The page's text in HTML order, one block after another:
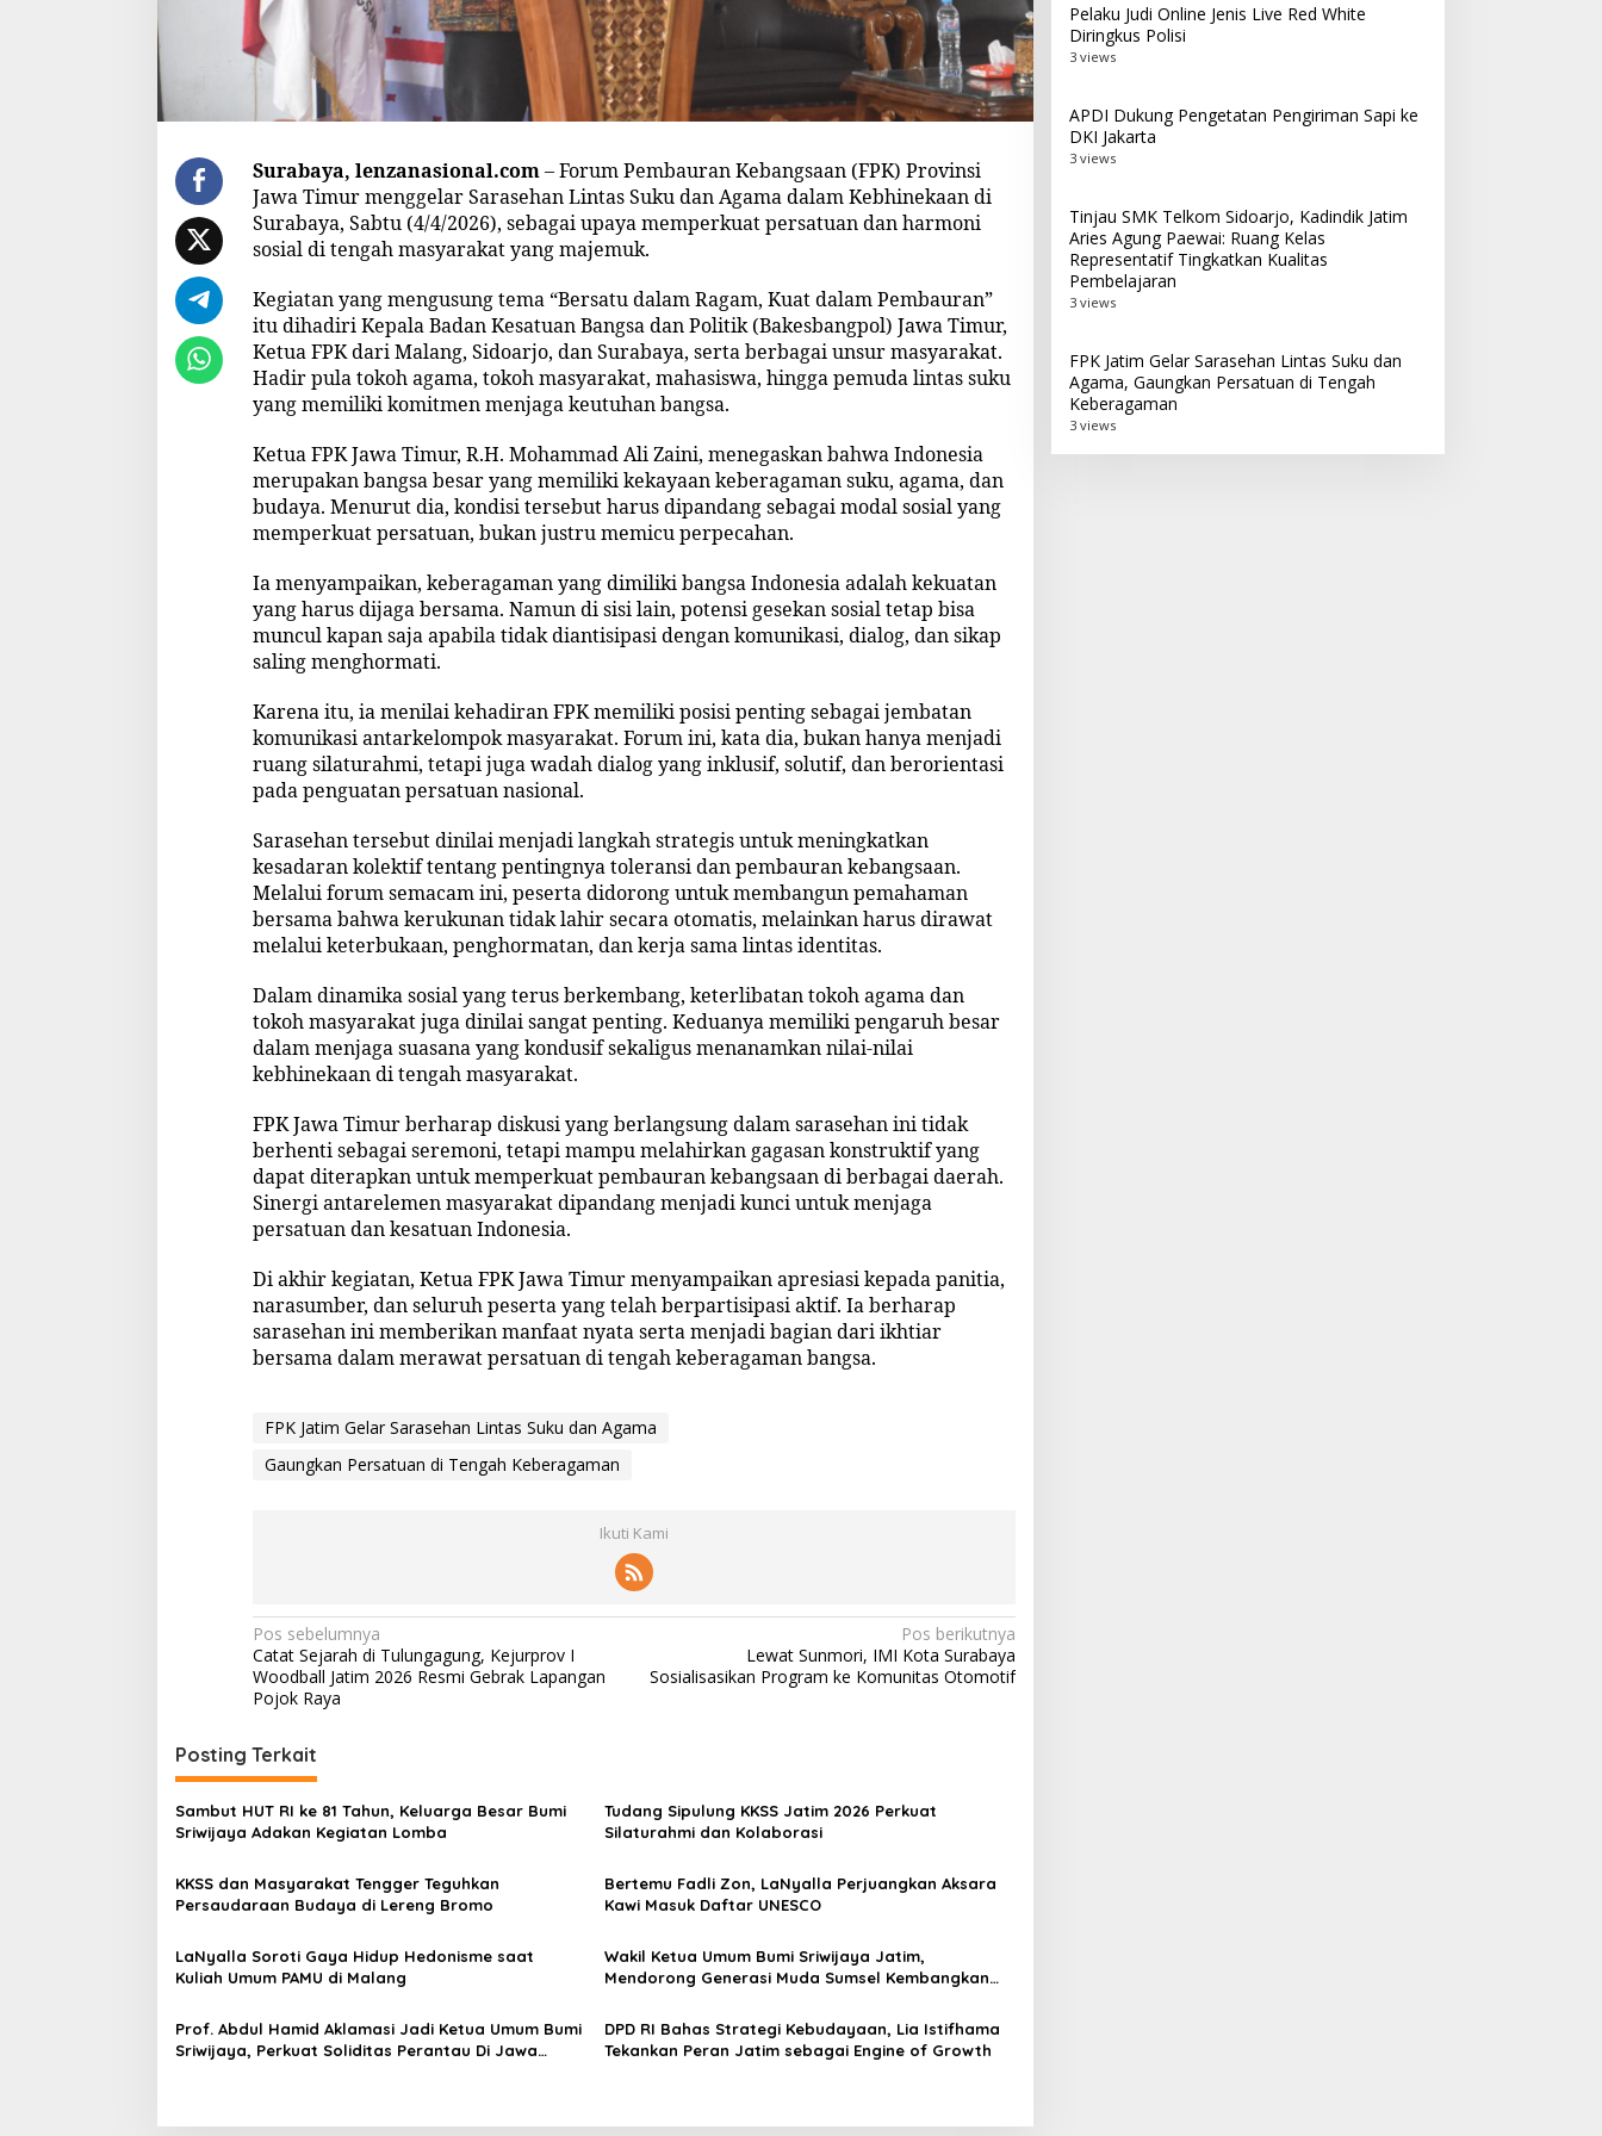
a
n
A
g
a
m
G
a
u
n
a
n
P
e
s
t
u
a
n
d
T
e
n
g
a
K
e
b
e
r
g
a
m
a
n
Surabaya, lenzanasional.com– Forum Pembauran Kebangsaan (FPK) Provinsi
Jawa Timur menggelar Sarasehan Lintas Suku dan Agama dalam Kebhinekaan di
Surabaya, Sabtu (4/4/2026), sebagai upaya memperkuat persatuan dan harmoni
sosial di tengah masyarakat yang majemuk.
Kegiatan yang mengusung tema “Bersatu dalam Ragam, Kuat dalam Pembauran”
itu dihadiri Kepala Badan Kesatuan Bangsa dan Politik (Bakesbangpol) Jawa Timur,
Ketua FPK dari Malang, Sidoarjo, dan Surabaya, serta berbagai unsur masyarakat.
Hadir pula tokoh agama, tokoh masyarakat, mahasiswa, hingga pemuda lintas suku
yang memiliki komitmen menjaga keutuhan bangsa.
Ketua FPK Jawa Timur, R.H. Mohammad Ali Zaini, menegaskan bahwa Indonesia
merupakan bangsa besar yang memiliki kekayaan keberagaman suku, agama, dan
budaya. Menurut dia, kondisi tersebut harus dipandang sebagai modal sosial yang
memperkuat persatuan, bukan justru memicu perpecahan.
Ia menyampaikan, keberagaman yang dimiliki bangsa Indonesia adalah kekuatan
yang harus dijaga bersama. Namun di sisi lain, potensi gesekan sosial tetap bisa
muncul kapan saja apabila tidak diantisipasi dengan komunikasi, dialog, dan sikap
saling menghormati.
Karena itu, ia menilai kehadiran FPK memiliki posisi penting sebagai jembatan
komunikasi antarkelompok masyarakat. Forum ini, kata dia, bukan hanya menjadi
ruang silaturahmi, tetapi juga wadah dialog yang inklusif, solutif, dan berorientasi
pada penguatan persatuan nasional.
Sarasehan tersebut dinilai menjadi langkah strategis untuk meningkatkan
kesadaran kolektif tentang pentingnya toleransi dan pembauran kebangsaan.
Melalui forum semacam ini, peserta didorong untuk membangun pemahaman
bersama bahwa kerukunan tidak lahir secara otomatis, melainkan harus dirawat
melalui keterbukaan, penghormatan, dan kerja sama lintas identitas.
Dalam dinamika sosial yang terus berkembang, keterlibatan tokoh agama dan
tokoh masyarakat juga dinilai sangat penting. Keduanya memiliki pengaruh besar
dalam menjaga suasana yang kondusif sekaligus menanamkan nilai-nilai
kebhinekaan di tengah masyarakat.
FPK Jawa Timur berharap diskusi yang berlangsung dalam sarasehan ini tidak
berhenti sebagai seremoni, tetapi mampu melahirkan gagasan konstruktif yang
dapat diterapkan untuk memperkuat pembauran kebangsaan di berbagai daerah.
Sinergi antarelemen masyarakat dipandang menjadi kunci untuk menjaga
persatuan dan kesatuan Indonesia.
Di akhir kegiatan, Ketua FPK Jawa Timur menyampaikan apresiasi kepada panitia,
narasumber, dan seluruh peserta yang telah berpartisipasi aktif. Ia berharap
sarasehan ini memberikan manfaat nyata serta menjadi bagian dari ikhtiar
bersama dalam merawat persatuan di tengah keberagaman bangsa.
FPK Jatim Gelar Sarasehan Lintas Suku dan Agama
Gaungkan Persatuan di Tengah Keberagaman
Ikuti Kami
N
a
v
i
g
a
s
i
p
s
Pos sebelumnya
Catat Sejarah di Tulungagung, Kejurprov I
Woodball Jatim 2026 Resmi Gebrak Lapangan
Pojok Raya
Pos berikutnya
Lewat Sunmori, IMI Kota Surabaya
Sosialisasikan Program ke Komunitas Otomotif
Posting Terkait
Sambut HUT RI ke 81 Tahun, Keluarga Besar Bumi
Sriwijaya Adakan Kegiatan Lomba
Tudang Sipulung KKSS Jatim 2026 Perkuat
Silaturahmi dan Kolaborasi
KKSS dan Masyarakat Tengger Teguhkan
Persaudaraan Budaya di Lereng Bromo
Bertemu Fadli Zon, LaNyalla Perjuangkan Aksara
Kawi Masuk Daftar UNESCO
LaNyalla Soroti Gaya Hidup Hedonisme saat
Kuliah Umum PAMU di Malang
Wakil Ketua Umum Bumi Sriwijaya Jatim,
Mendorong Generasi Muda Sumsel Kembangkan
Prof. Abdul Hamid Aklamasi Jadi Ketua Umum Bumi
Sriwijaya, Perkuat Soliditas Perantau Di Jawa
DPD RI Bahas Strategi Kebudayaan, Lia Istifhama
Tekankan Peran Jatim sebagai Engine of Growth
Pelaku Judi Online Jenis Live Red White
Diringkus Polisi
3 views
APDI Dukung Pengetatan Pengiriman Sapi ke
DKI Jakarta
3 views
Tinjau SMK Telkom Sidoarjo, Kadindik Jatim
Aries Agung Paewai: Ruang Kelas
Representatif Tingkatkan Kualitas
Pembelajaran
3 views
FPK Jatim Gelar Sarasehan Lintas Suku dan
Agama, Gaungkan Persatuan di Tengah
Keberagaman
3 views